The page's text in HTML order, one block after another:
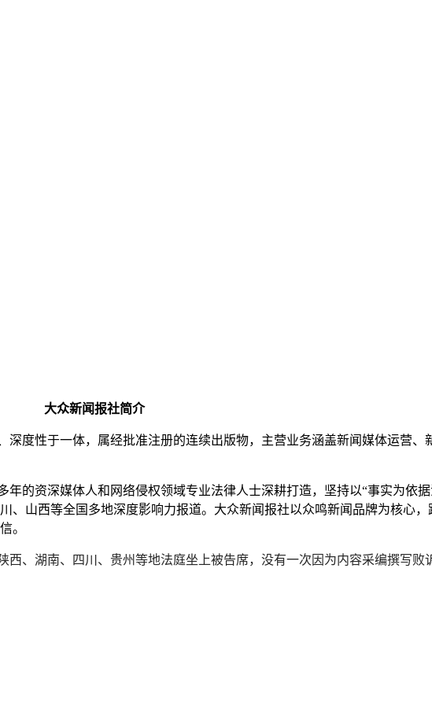
大众新闻报社简介
度性于一体，属经批准注册的连续出版物，主营业务涵盖新闻媒体运营、
资深媒体人和网络侵权领域专业法律人士深耕打造，坚持以“事实为依据
山西等全国多地深度影响力报道。大众新闻报社以众鸣新闻品牌为核心
。
、湖南、四川、贵州等地法庭坐上被告席，没有一次因为内容采编撰写败